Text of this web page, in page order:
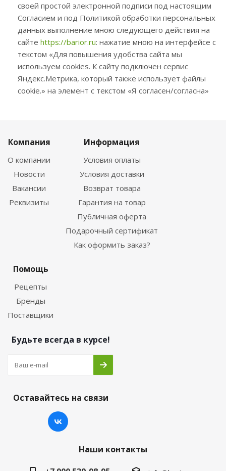
своей простой электронной подписи под настоящим
Согласием и под Политикой обработки персональных
данных выполнение мною следующего действия на
сайте https://barior.ru: нажатие мною на интерфейсе с
текстом «Для повышения удобства сайта мы
используем cookies. К сайту подключен сервис
Яндекс.Метрика, который также использует файлы
cookie.» на элемент с текстом «Я согласен/согласна»
Компания
О компании
Новости
Вакансии
Реквизиты
Информация
Условия оплаты
Условия доставки
Возврат товара
Гарантия на товар
Публичная оферта
Подарочный сертификат
Как оформить заказ?
Помощь
Рецепты
Бренды
Поставщики
Будьте всегда в курсе!
Оставайтесь на связи
Наши контакты